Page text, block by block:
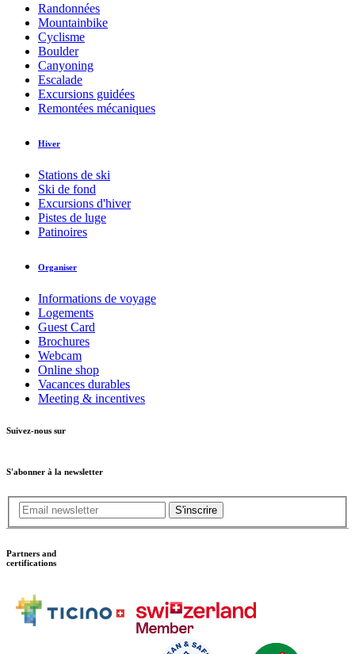
Randonnées
Mountainbike
Cyclisme
Boulder
Canyoning
Escalade
Excursions guidées
Remontées mécaniques
Hiver
Stations de ski
Ski de fond
Excursions d'hiver
Pistes de luge
Patinoires
Organiser
Informations de voyage
Logements
Guest Card
Brochures
Webcam
Online shop
Vacances durables
Meeting & incentives
Suivez-nous sur
S'abonner à la newsletter
S'inscrire
Partners and
certifications